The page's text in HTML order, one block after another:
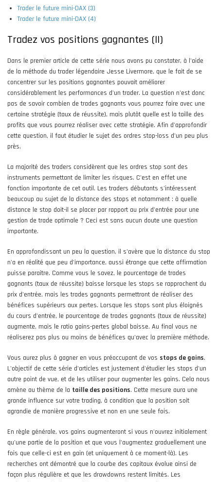
Trader le future mini-DAX (3)
Trader le future mini-DAX (4)
Tradez vos positions gagnantes (II)
Dans le premier article de cette série nous avons pu constater, à l'aide
de la méthode du trader légendaire Jesse Livermore, que le fait de se
concentrer sur les positions gagnantes pouvait améliorer
considérablement les performances d'un trader. La question n'est donc
pas de savoir combien de trades gagnants vous pourrez faire avec une
certaine stratégie (taux de réussite), mais plutôt quelle est la taille des
profits que vous pourrez réaliser avec cette stratégie. Afin d'approfondir
cette question, il faut étudier le sujet des ordres stop-loss d'un peu plus
près.
La majorité des traders considèrent que les ordres stop sont des
instruments permettant de limiter les risques. C'est en effet une
fonction importante de cet outil. Les traders débutants s'intéressent
beaucoup au sujet de la distance des stops et notamment : à quelle
distance le stop doit-il se placer par rapport au prix d'entrée pour une
gestion de trade optimale ? Ceci est sans aucun doute une question
importante.
En approfondissant un peu la question, il s'avère que la distance du stop
n'a en réalité que peu d'importance, aussi étrange que cette affirmation
puisse paraitre. Comme vous le savez, le pourcentage de trades
gagnants (taux de réussite) baisse lorsque les stops se rapprochent du
prix d'entrée, mais les trades gagnants permettront de réaliser des
bénéfices supérieurs aux pertes. Lorsque les stops sont plus éloignés
du cours d'entrée, le pourcentage de trades gagnants (taux de réussite)
augmente, mais le ratio gains-pertes global baisse. Au final vous ne
réaliserez pas plus ou moins de bénéfices qu'avec la première méthode.
Vous aurez plus à gagner en vous préoccupant de vos stops de gains.
L'objectif de cette série d'articles est justement d'étudier les stops d'un
autre point de vue, et de les utiliser pour augmenter les gains. Cela nous
amène au thème de la taille des positions. Cette mesure aura une
grande influence sur votre trading, à condition que la position soit
agrandie de manière progressive et non en une seule fois.
En règle générale, vos gains augmenteront si vous n'ouvrez initialement
qu'une partie de la position et que vous l'augmentez graduellement une
fois que celle-ci est en gain (et uniquement à ce moment-là). Les
recherches ont démontré que la courbe des capitaux évolue ainsi de
façon plus régulière et que les drawdowns restent limités. Les